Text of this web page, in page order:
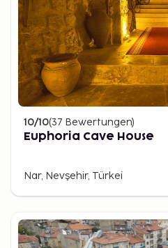
10/10(37 Bewertungen)
Euphoria Cave House
Nar, Nevşehir, Türkei